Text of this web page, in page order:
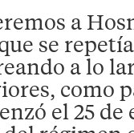
a
se
a lo
como
el 25 de